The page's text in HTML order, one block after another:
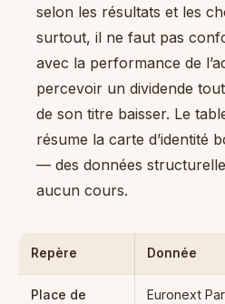
selon les résultats et les
surtout, il ne faut pas
avec la performance de
percevoir un dividende
de son titre baisser. Le
résume la carte d’identité
— des données
aucun cours.
Repère Donnée
Place de
Euronext